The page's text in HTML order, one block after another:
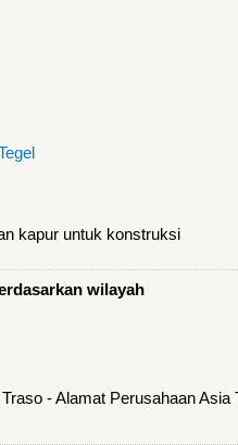
kapur untuk konstruksi
wilayah
- Alamat Perusahaan Asia